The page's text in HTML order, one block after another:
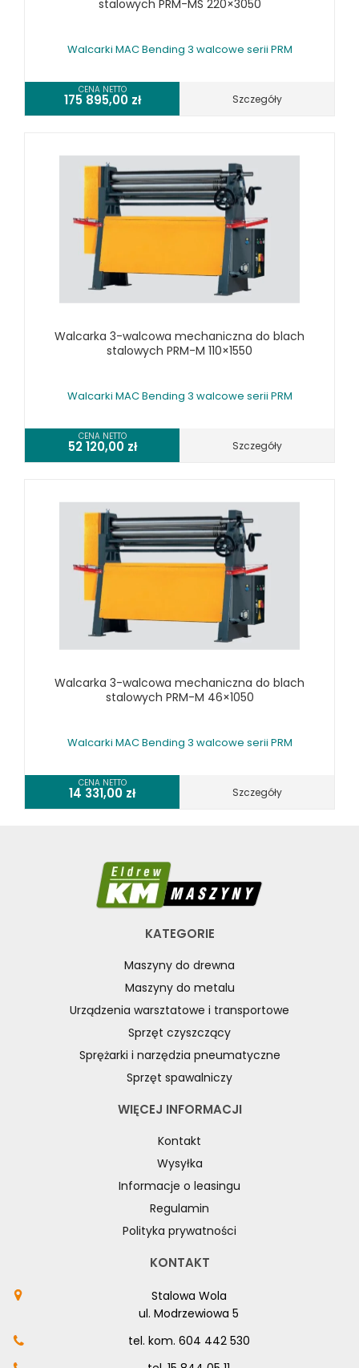
WALCARKI DO BLACHY METALLKRAFT
WIERTARKI MAGNETYCZNE
WIERTARKO - FREZARKI STOŁOWE DO METALU, WIELOFUNKCYJNE
WYKRAWARKI DO BLACHY, PNEUMATYCZNE
WYPOSAŻENIE DODATKOWE METALLKRAFT
WYPOSAŻENIE DODATKOWE OPTIMUM
URZĄDZENIA WARSZTATOWE I TRANSPORTOWE
SPRZĘT CZYSZCZĄCY
SPRĘŻARKI I NARZĘDZIA PNEUMATYCZNE
SPRZĘT SPAWALNICZY
RÓŻNE OKAZJE
stalowych PRM-MS 220×3050
Walcarki MAC Bending 3 walcowe serii PRM
CENA NETTO
175 895,00 zł Szczegóły
Walcarka 3-walcowa mechaniczna do blach
stalowych PRM-M 110×1550
Walcarki MAC Bending 3 walcowe serii PRM
CENA NETTO
52 120,00 zł Szczegóły
Walcarka 3-walcowa mechaniczna do blach
stalowych PRM-M 46×1050
Walcarki MAC Bending 3 walcowe serii PRM
CENA NETTO
14 331,00 zł Szczegóły
KATEGORIE
Maszyny do drewna
Maszyny do metalu
Urządzenia warsztatowe i transportowe
Sprzęt czyszczący
Sprężarki i narzędzia pneumatyczne
Sprzęt spawalniczy
WIĘCEJ INFORMACJI
Kontakt
Wysyłka
Informacje o leasingu
Regulamin
Polityka prywatności
KONTAKT
Stalowa Wola
ul. Modrzewiowa 5
tel. kom. 604 442 530